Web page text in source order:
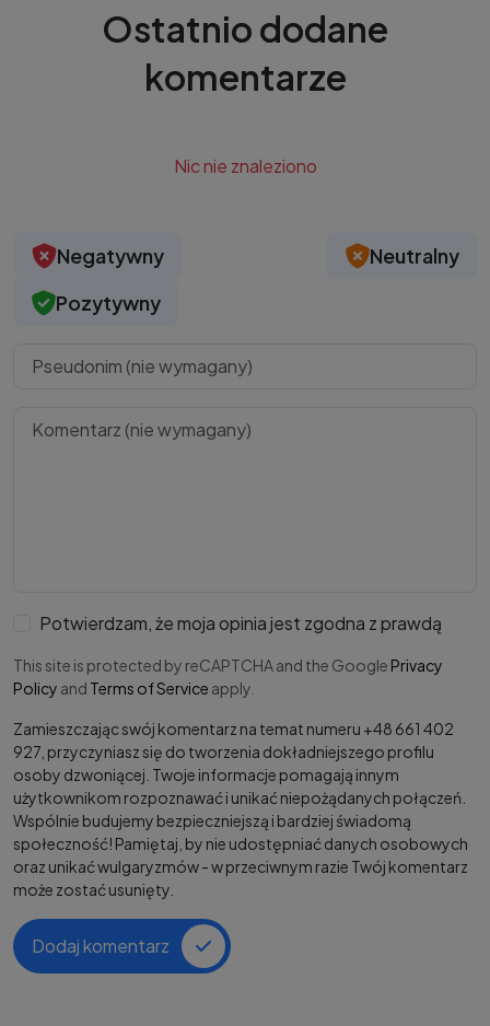
Ostatnio dodane
komentarze
Nic nie znaleziono
Negatywny
Neutralny
Pozytywny
Potwierdzam, że moja opinia jest zgodna z prawdą
This site is protected by reCAPTCHA and the Google Privacy
Policy and Terms of Service apply.
Zamieszczając swój komentarz na temat numeru +48 661 402
927, przyczyniasz się do tworzenia dokładniejszego profilu
osoby dzwoniącej. Twoje informacje pomagają innym
użytkownikom rozpoznawać i unikać niepożądanych połączeń.
Wspólnie budujemy bezpieczniejszą i bardziej świadomą
społeczność! Pamiętaj, by nie udostępniać danych osobowych
oraz unikać wulgaryzmów - w przeciwnym razie Twój komentarz
może zostać usunięty.
Dodaj komentarz